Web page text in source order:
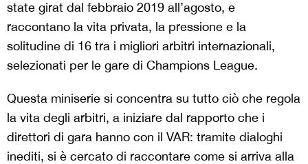
state girat dal febbraio 2019 all’agosto, e
raccontano la vita privata, la pressione e la
solitudine di 16 tra i migliori arbitri internazionali,
selezionati per le gare di Champions League.
Questa miniserie si concentra su tutto ciò che regola
la vita degli arbitri, a iniziare dal rapporto che i
direttori di gara hanno con il VAR: tramite dialoghi
inediti, si è cercato di raccontare come si arriva alla